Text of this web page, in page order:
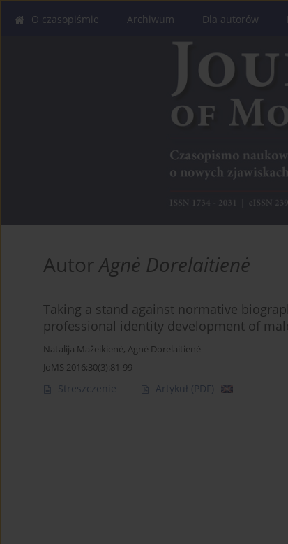
O czasopiśmie Archiwum Dla autorów
AutorAgnė Dorelaitienė
Taking a stand against normative
professional identity development of
Natalija Mažeikienė, Agnė Dorelaitienė
JoMS 2016;30(3):81-99
Streszczenie Artykuł (PDF)